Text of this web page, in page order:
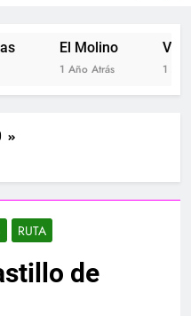
El Molino
1 Año Atrás 1 Año
RUTA
de